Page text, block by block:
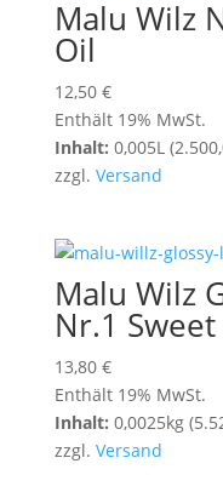
Malu Wilz
Oil
12,50 €
Enthält 19% MwSt.
Inhalt: 0,005L (
zzgl. Versand
Malu Wilz
Nr.1
13,80 €
Enthält 19% MwSt.
Inhalt: 0,0025kg (
zzgl. Versand